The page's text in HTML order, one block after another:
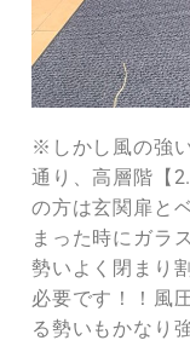
※しかし風の強
通り、高層階【
の方は玄関扉と
まった時にガラ
勢いよく閉まり
必要です！！風
る勢いもかなり